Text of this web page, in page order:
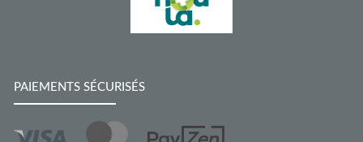
PAIEMENTS SÉCURISÉS